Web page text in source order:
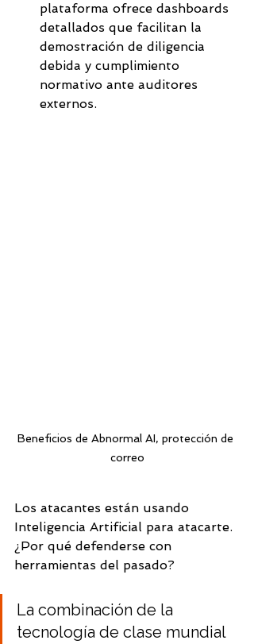
plataforma ofrece dashboards
detallados que facilitan la
demostración de diligencia
debida y cumplimiento
normativo ante auditores
externos.
Beneficios de Abnormal AI, protección de
correo
Los atacantes están usando
Inteligencia Artificial para atacarte.
¿Por qué defenderse con
herramientas del pasado?
La combinación de la
tecnología de clase mundial